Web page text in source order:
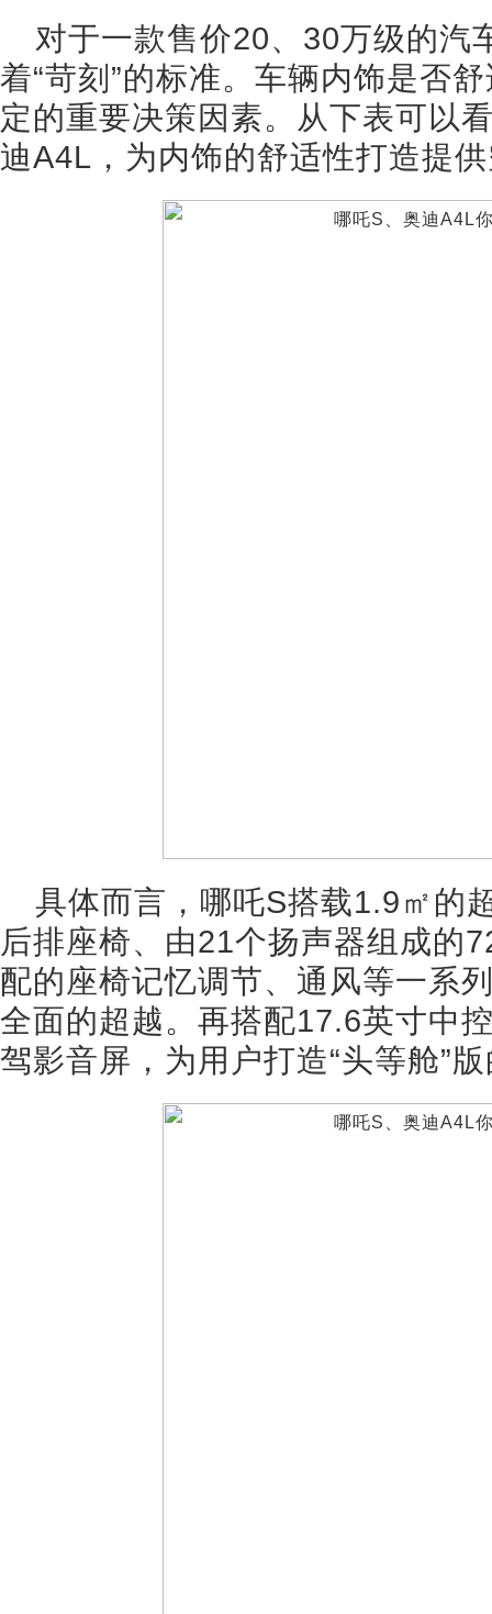
对于一款售价20、30万级的汽
着“苛刻”的标准。车辆内饰是否
定的重要决策因素。从下表可以
迪A4L，为内饰的舒适性打造提
具体而言，哪吒S搭载1.9㎡的
后排座椅、由21个扬声器组成的
配的座椅记忆调节、通风等一系
全面的超越。再搭配17.6英寸中
驾影音屏，为用户打造“头等舱”